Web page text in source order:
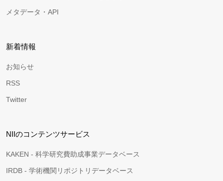
メタデータ・API
新着情報
お知らせ
RSS
Twitter
NIIのコンテンツサービス
KAKEN - 科学研究費助成事業データベース
IRDB - 学術機関リポジトリデータベース